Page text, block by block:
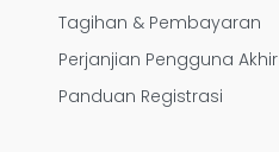
Tagihan & Pembayaran
Perjanjian Pengguna Akhir
Panduan Registrasi